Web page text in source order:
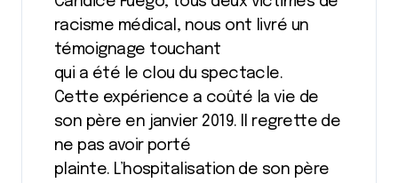
racisme médical, nous ont livré un
témoignage touchant
qui a été le clou du spectacle.
Cette expérience a coûté la vie de
son père en janvier 2019. Il regrette de
ne pas avoir porté
plainte. L’hospitalisation de son père